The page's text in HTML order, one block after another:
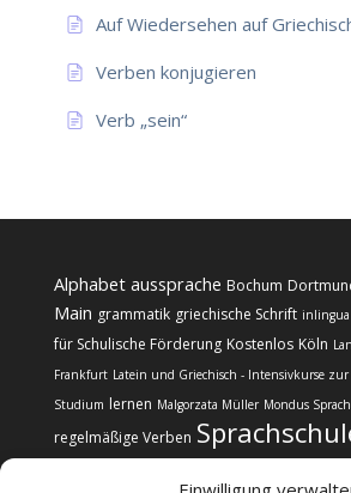
Auf Wiedersehen auf
Verben konjugieren
Verb „sein“
Alphabet aussprache Bochum
Main grammatik griechische Schrift
für Schulische Förderung Kostenlos Köln
Frankfurt Latein und Griechisch - Intensivkurse zur
Studium lernen Malgorzata Müller Mondus
regelmäßige Verben